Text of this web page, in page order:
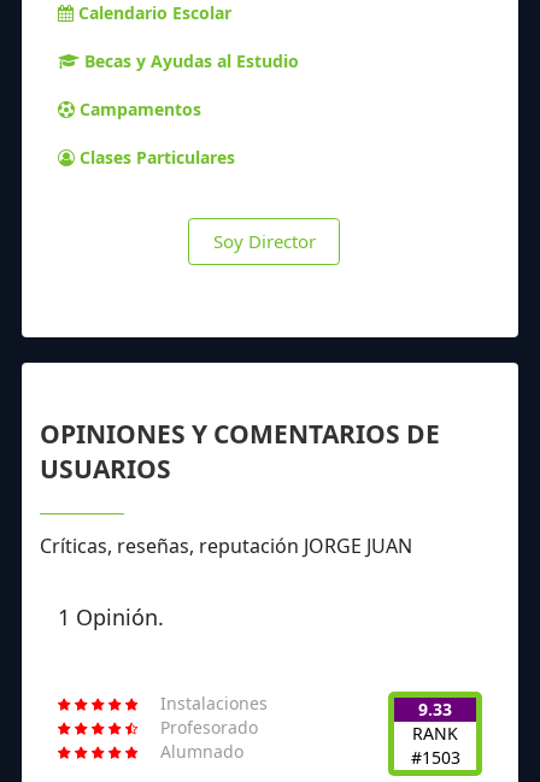
Calendario Escolar
Becas y Ayudas al Estudio
Campamentos
Clases Particulares
Soy Director
OPINIONES Y COMENTARIOS DE
USUARIOS
Críticas, reseñas, reputación JORGE JUAN
1 Opinión.
Instalaciones
Profesorado
Alumnado
9.33
RANK
#1503